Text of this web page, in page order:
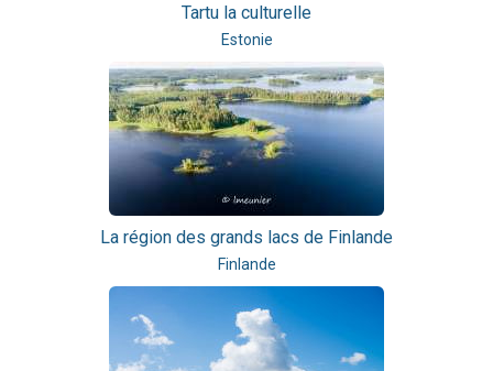
Tartu la culturelle
Estonie
La région des grands lacs de Finlande
Finlande